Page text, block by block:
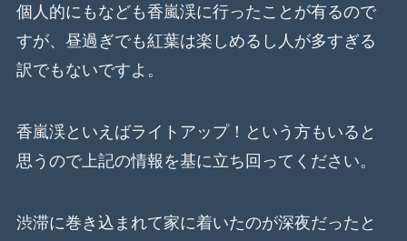
個人的にもなども香嵐渓に行ったことが有るので
すが、昼過ぎでも紅葉は楽しめるし人が多すぎる
訳でもないですよ。
香嵐渓といえばライトアップ！という方もいると
思うので上記の情報を基に立ち回ってください。
渋滞に巻き込まれて家に着いたのが深夜だったと